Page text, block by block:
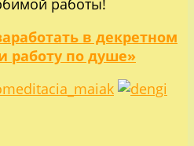
работы!
в декретном
работу по душе»